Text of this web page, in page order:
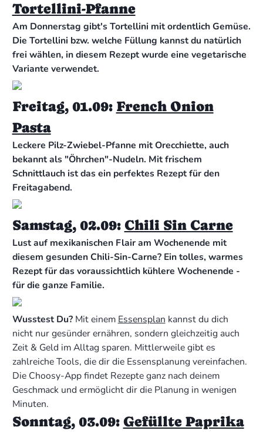
Tortellini-Pfanne
Am Donnerstag gibt's Tortellini mit ordentlich Gemüse.
Die Tortellini bzw. welche Füllung kannst du natürlich
frei wählen, in diesem Rezept wurde eine vegetarische
Variante verwendet.
Freitag, 01.09: French Onion
Pasta
Leckere Pilz-Zwiebel-Pfanne mit Orecchiette, auch
bekannt als "Öhrchen"-Nudeln. Mit frischem
Schnittlauch ist das ein perfektes Rezept für den
Freitagabend.
Samstag, 02.09: Chili Sin Carne
Lust auf mexikanischen Flair am Wochenende mit
diesem gesunden Chili-Sin-Carne? Ein tolles, warmes
Rezept für das voraussichtlich kühlere Wochenende -
für die ganze Familie.
Wusstest Du?Mit einem Essensplan kannst du dich
nicht nur gesünder ernähren, sondern gleichzeitig auch
Zeit & Geld im Alltag sparen. Mittlerweile gibt es
zahlreiche Tools, die dir die Essensplanung vereinfachen.
Die Choosy-App findet Rezepte ganz nach deinem
Geschmack und ermöglicht dir die Planung in wenigen
Minuten.
Sonntag, 03.09: Gefüllte Paprika